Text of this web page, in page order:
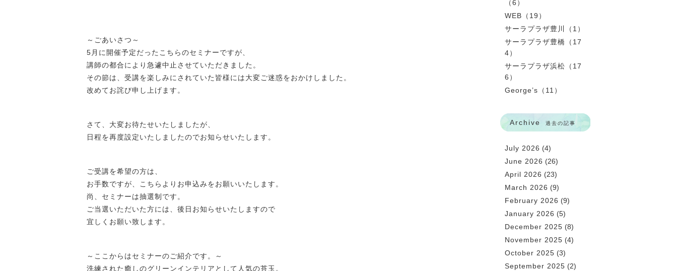
～ごあいさつ～
5月に開催予定だったこちらのセミナーですが、
講師の都合により急遽中止させていただきました。
その節は、受講を楽しみにされていた皆様には大変ご迷惑をおかけしました。
改めてお詫び申し上げます。
さて、大変お待たせいたしましたが、
日程を再度設定いたしましたのでお知らせいたします。
ご受講を希望の方は、
お手数ですが、こちらよりお申込みをお願いいたします。
尚、セミナーは抽選制です。
ご当選いただいた方には、後日お知らせいたしますので
宜しくお願い致します。
～ここからはセミナーのご紹介です。～
洗練された癒しのグリーンインテリアとして人気の苔玉。
（6）
WEB（19）
サーラプラザ豊川（1）
サーラプラザ豊橋（17
4）
サーラプラザ浜松（17
6）
George’s（11）
Archive 過去の記事
July 2026 (4)
June 2026 (26)
April 2026 (23)
March 2026 (9)
February 2026 (9)
January 2026 (5)
December 2025 (8)
November 2025 (4)
October 2025 (3)
September 2025 (2)